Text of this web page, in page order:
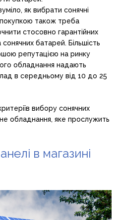
як вибрати сонячні
також треба
стосовно гарантійних
батарей. Більшість
репутацією на ринку
обладнання надають
в середньому від 10 до 25
вибору сонячних
обладнання, яке прослужить
в магазині